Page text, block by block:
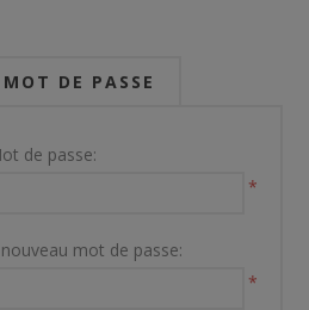
DE PASSE
de passe:
*
mot de passe:
*